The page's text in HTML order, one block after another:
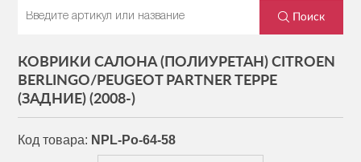
КОВРИКИ САЛОНА (ПОЛИУРЕТАН) CITROEN
BERLINGO/PEUGEOT PARTNER TEPPE
(ЗАДНИЕ) (2008-)
Код товара: NPL-Po-64-58